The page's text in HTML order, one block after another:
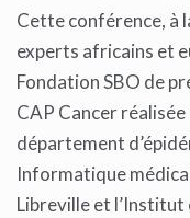
Cette conférence, à
experts africains et
Fondation SBO de
CAP Cancer
département
Informatique
Libreville et